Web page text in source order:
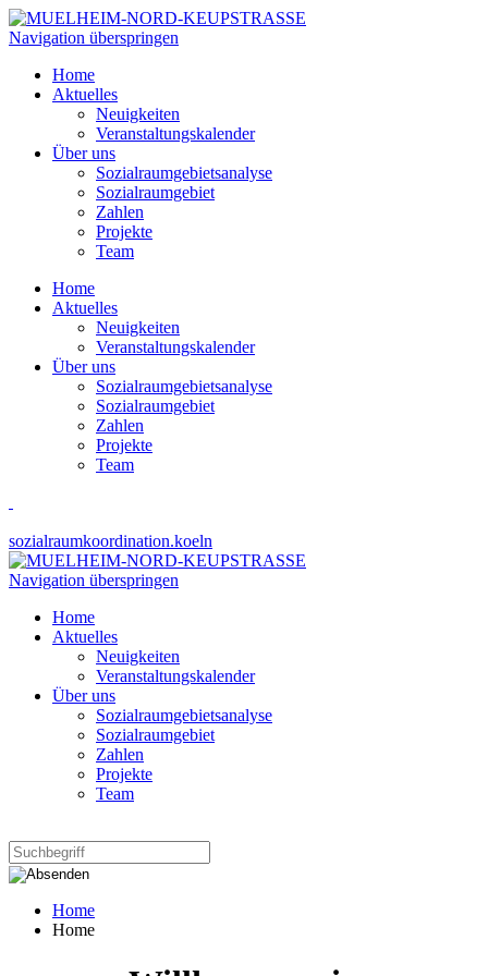
Navigation überspringen
Home
Aktuelles
Neuigkeiten
Veranstaltungskalender
Über uns
Sozialraumgebietsanalyse
Sozialraumgebiet
Zahlen
Projekte
Team
Home
Aktuelles
Neuigkeiten
Veranstaltungskalender
Über uns
Sozialraumgebietsanalyse
Sozialraumgebiet
Zahlen
Projekte
Team
sozialraumkoordination.koeln
Navigation überspringen
Home
Aktuelles
Neuigkeiten
Veranstaltungskalender
Über uns
Sozialraumgebietsanalyse
Sozialraumgebiet
Zahlen
Projekte
Team
Home
Home